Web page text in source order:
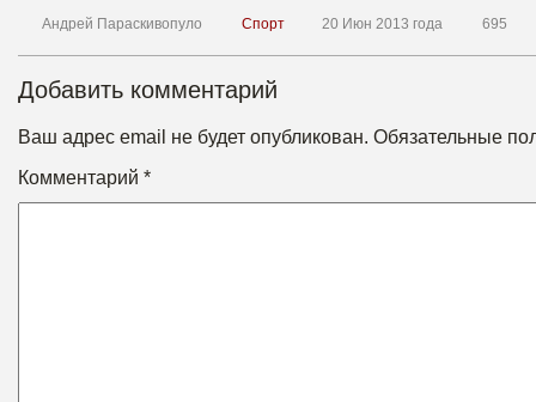
Андрей Параскивопуло Спорт 20 Июн 2013 года 695
Добавить комментарий
Ваш адрес email не будет опубликован. Обязательные
Комментарий *